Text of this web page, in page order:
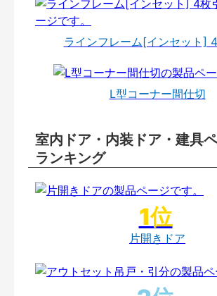
ラインフレーム[インセット]
L型コーナー間仕切
室内ドア・内装ドア・建具
ランキング
片開きドア